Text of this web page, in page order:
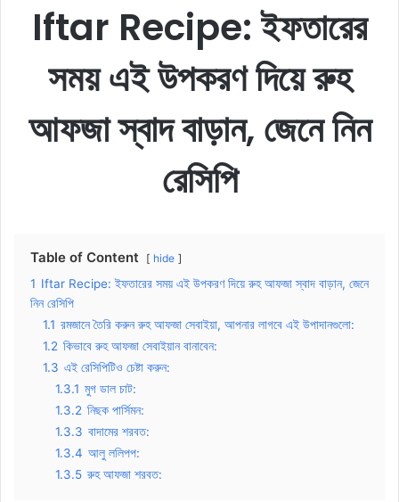
Iftar Recipe:ইফতারের
সময় এই উপকরণ দিয়ে রুহ
আফজা স্বাদ বাড়ান, জেনে নিন
রেসিপি
Table of Content hide
1 Iftar Recipe: ইফতারের সময় এই উপকরণ দিয়ে রুহ আফজা স্বাদ বাড়ান, জেনে
নিন রেসিপি
1.1 রমজানে তৈরি করুন রুহ আফজা সেবাইয়া, আপনার লাগবে এই উপাদানগুলো:
1.2 কিভাবে রুহ আফজা সেবাইয়ান বানাবেন:
1.3 এই রেসিপিটিও চেষ্টা করুন:
1.3.1 মুগ ডাল চাট:
1.3.2 নিছক পার্সিমন:
1.3.3 বাদামের শরবত:
1.3.4 আলু ললিপপ:
1.3.5 রুহ আফজা শরবত: